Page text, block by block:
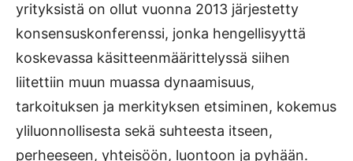
yrityksistä on ollut vuonna 2013 järjestetty
konsensuskonferenssi, jonka hengellisyyttä
koskevassa käsitteenmäärittelyssä siihen
liitettiin muun muassa dynaamisuus,
tarkoituksen ja merkityksen etsiminen, kokemus
yliluonnollisesta sekä suhteesta itseen,
perheeseen, yhteisöön, luontoon ja pyhään.